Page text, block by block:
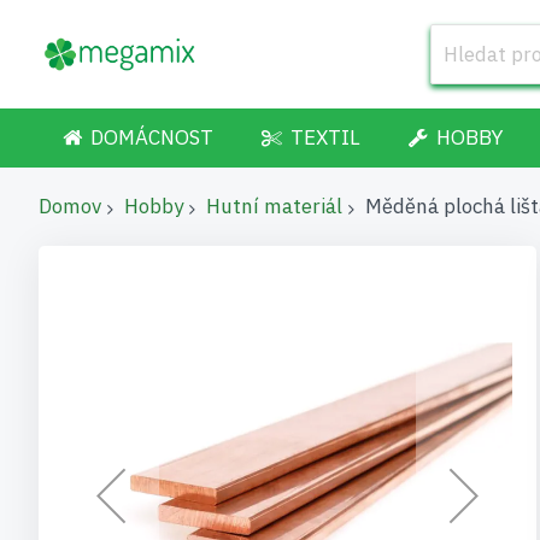
DOMÁCNOST TEXTIL HOBBY
Domov Hobby Hutní materiál Měděná plochá